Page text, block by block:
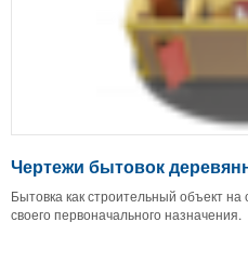
Чертежи бытовок
Бытовка как строительный объект
своего первоначального назначения.